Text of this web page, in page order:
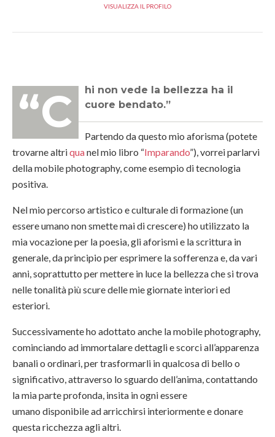
VISUALIZZA IL PROFILO
“Chi non vede la bellezza ha il cuore bendato.”
Partendo da questo mio aforisma (potete
trovarne altriquanel mio libro “Imparando”), vorrei parlarvi
della mobile photography, come esempio di tecnologia
positiva.
Nel mio percorso artistico e culturale di formazione (un
essere umano non smette mai di crescere) ho utilizzato la
mia vocazione per la poesia, gli aforismi e la scrittura in
generale, da principio per esprimere la sofferenza e, da vari
anni, soprattutto per mettere in luce la bellezza che si trova
nelle tonalità più scure delle mie giornate interiori ed
esteriori
Successivamente ho adottato anche lamobile photography,
cominciando ad immortalare dettagli e scorci all’apparenza
banali o ordinari, per trasformarli in qualcosa di bello o
significativo, attraverso lo sguardo dell’anima, contattando
la mia parte profonda, insita in ogni essere
umano disponibilead arricchirsi interiormente e donare
questaricchezzaagli altri.